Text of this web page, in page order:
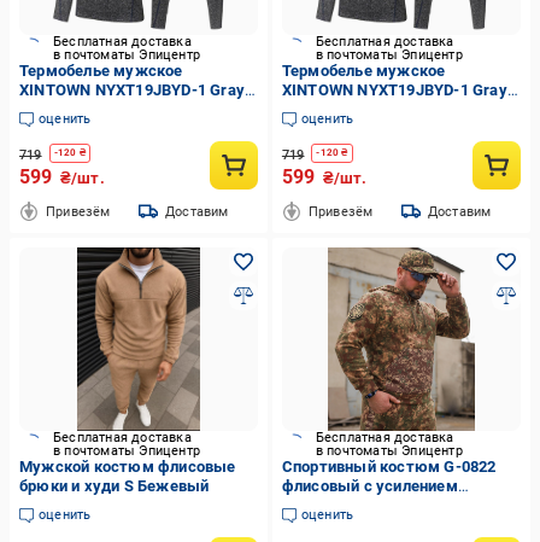
Бесплатная доставка
в почтоматы Эпицентр
Термобелье мужское
XINTOWN NYXT19JBYD-1 Gray
3XL флисовый эластичный
костюм с длинными рукавами
оценить
719 -120 ₴
599 ₴/шт.
Привезём Доставим
Бесплатная доставка
в почтоматы Эпицентр
Термобелье мужское
XINTOWN NYXT19JBYD-1 Gray
XL ветрозащитный
облегающий флисовый
костюм
оценить
719 -120 ₴
599 ₴/шт.
Привезём Доставим
Бесплатная доставка
в почтоматы Эпицентр
Мужской костюм флисовые
брюки и худи S Бежевый
оценить
Бесплатная доставка
в почтоматы Эпицентр
Спортивный костюм G-0822
флисовый с усилением
софтшелл р. 44/46 Хищник
оценить